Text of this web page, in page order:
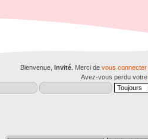
Bienvenue, Invité . Merci de vous connecter
Avez-vous perdu votre